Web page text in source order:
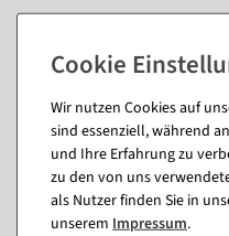
Passende
Wir nutzen Cookies auf
sind essenziell, während
und Ihre Erfahrung zu
zu den von uns
als Nutzer finden Sie in
unserem Impressum.